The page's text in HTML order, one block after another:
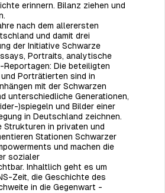
erinnern. Bilanz ziehen und
nach dem allerersten
und damit drei
der Initiative Schwarze
Portraits, analytische
Die beteiligten
Porträtierten sind in
mit der Schwarzen
unterschiedliche Generationen,
)spiegeln und Bilder einer
in Deutschland zeichnen.
in privaten und
Stationen Schwarzer
und machen die
sozialer
Inhaltlich geht es um
Zeit, die Geschichte des
in die Gegenwart -